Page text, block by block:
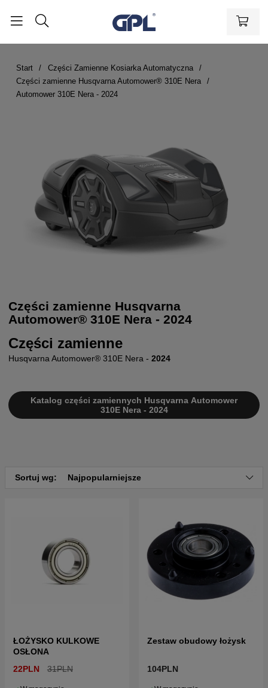
Start
Części Zamienne Kosiarka Automatyczna
Części zamienne Husqvarna Automower® 310E Nera
Automower 310E Nera - 2024
Części zamienne Husqvarna
Automower® 310E Nera - 2024
Części zamienne
Husqvarna Automower® 310E Nera - 2024
Katalog części zamiennych Husqvarna Automower
310E Nera - 2024
Sortuj wg: Najpopularniejsze
ŁOŻYSKO KULKOWE
OSŁONA
22PLN
31PLN
Zestaw obudowy łożysk
104PLN